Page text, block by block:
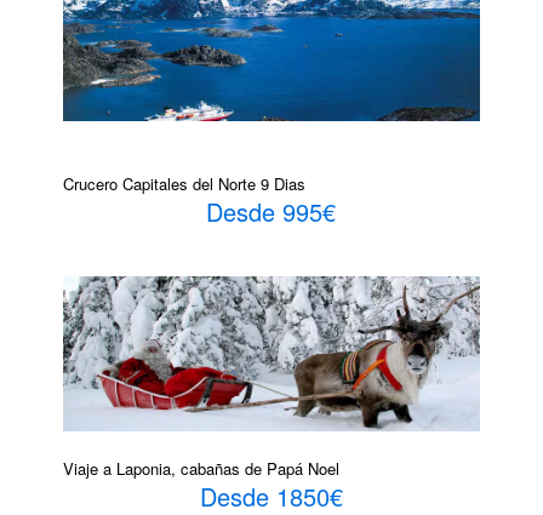
Crucero Capitales del Norte 9 Dias
Desde 995€
Viaje a Laponia, cabañas de Papá Noel
Desde 1850€